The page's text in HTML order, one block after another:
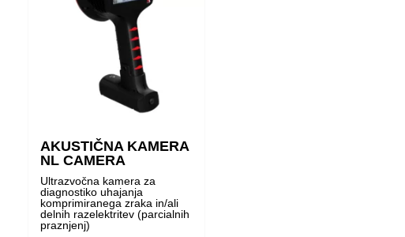
AKUSTIČNA KAMERA
NL CAMERA
Ultrazvočna kamera za
diagnostiko uhajanja
komprimiranega zraka in/ali
delnih razelektritev (parcialnih
praznjenj)